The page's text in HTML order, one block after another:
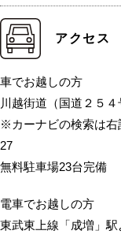
アクセス
車でお越しの方
川越街道（国道２５
※カーナビの検索は右
27
無料駐車場23台完備
電車でお越しの方
東武東上線「成増」